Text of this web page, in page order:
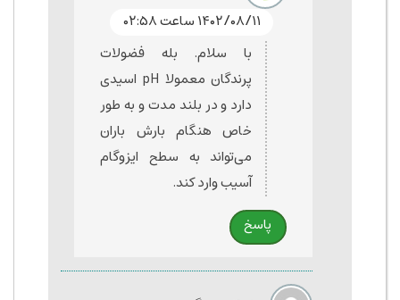
۱۴۰۲/۰۸/۱۱ ساعت ۰۲:۵۸
با سلام. بله فضولات
پرندگان معمولا pH اسیدی
دارد و در بلند مدت و به طور
خاص هنگام بارش باران
می‌تواند به سطح ایزوگام
آسیب وارد کند.
پاسخ